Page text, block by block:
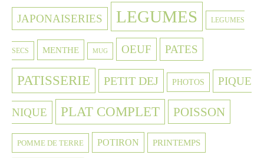
JAPONAISERIES LEGUMES LEGUMES
SECS MENTHE MUG OEUF PATES
PATISSERIE PETIT DEJ PHOTOS PIQUE
NIQUE PLAT COMPLET POISSON
POMME DE TERRE POTIRON PRINTEMPS